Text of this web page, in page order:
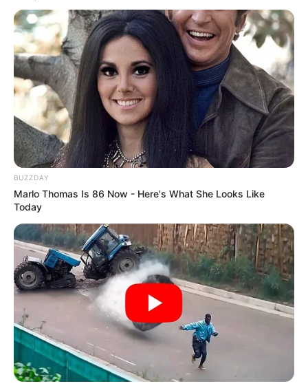
Tampil Lebih Modern, 7 Potret
Hasil Renovasi Rumah Berusia
90 Tahun
BUZZDAY
Marlo Thomas Is 86 Now - Here's What She Looks Like
Today